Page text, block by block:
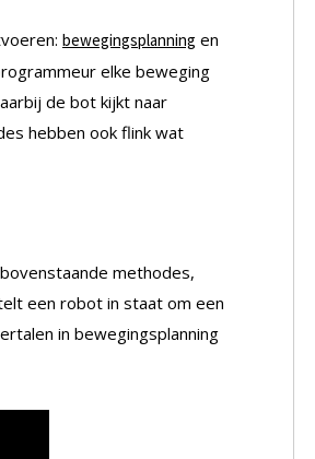
bewegingsplanning en
elke beweging
de bot kijkt naar
hebben ook flink wat
methodes,
een robot in staat om een
in bewegingsplanning